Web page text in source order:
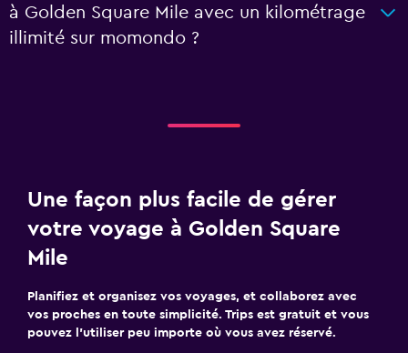
à Golden Square Mile avec un kilométrage
illimité sur momondo ?
Une façon plus facile de gérer
votre voyage à Golden Square
Mile
Planifiez et organisez vos voyages, et collaborez avec
vos proches en toute simplicité. Trips est gratuit et vous
pouvez l’utiliser peu importe où vous avez réservé.